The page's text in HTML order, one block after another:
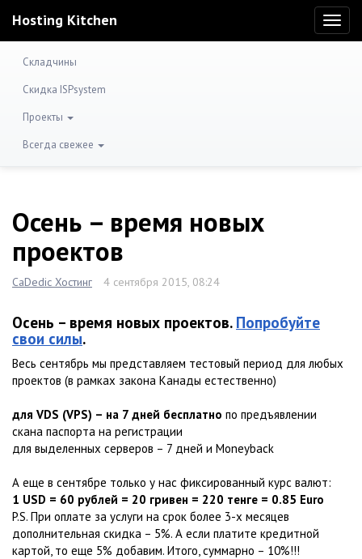
Hosting Kitchen
Складчины
Скидка ISPsystem
Проекты
Всегда свежее
Осень – время новых
проектов
CaDedic Хостинг 4 сентября 2015, 08:24
Осень – время новых проектов. Попробуйте
свои силы.
Весь сентябрь мы представляем тестовый период для любых
проектов (в рамках закона Канады естественно)
для VDS (VPS) – на 7 дней бесплатно по предъявлении
скана паспорта на регистрации
для выделенных серверов – 7 дней и Moneyback
А еще в сентябре только у нас фиксированный курс валют:
1 USD = 60 рублей = 20 гривен = 220 тенге = 0.85 Euro
P.S. При оплате за услуги на срок более 3-х месяцев
дополнительная скидка – 5%. А если платите кредитной
картой, то еще 5% добавим. Итого, суммарно – 10%!!!